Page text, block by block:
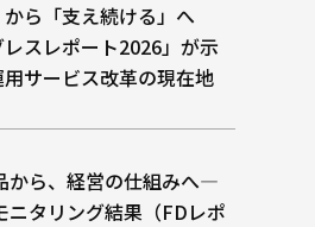
から「支え続ける」へ
グレスレポート2026」が示
サービス改革の現在地
から、経営の仕組みへ―
ニタリング結果（FDレポ